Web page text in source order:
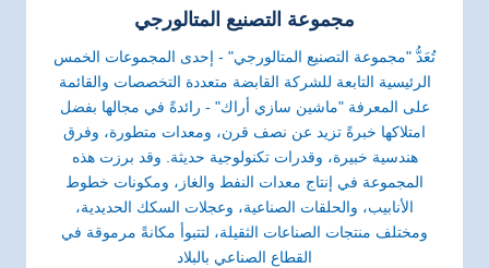
مجموعة التصنيع المتالورجي
تُعَدُّ "مجموعة التصنيع المتالورجي" - إحدى المجموعات الخمس
الرئيسية التابعة للشركة القابضة متعددة التخصصات والقائمة
على المعرفة "ماشين سازي أراك" - رائدةً في مجالها بفضل
امتلاكها خبرةً تزيد عن نصف قرن، ومعدات متطورة، وفرق
هندسية خبيرة، وقدرات تكنولوجية حديثة. وقد برزت هذه
المجموعة في إنتاج معدات النفط والغاز، ومكونات خطوط
الأنابيب، والحلقات الصناعية، وعجلات السكك الحديدية،
ومختلف منتجات الصناعات الثقيلة، لتتبوأ مكانةً مرموقة في
القطاع الصناعي بالبلاد